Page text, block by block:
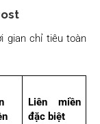
gian chỉ tiêu toàn
Liên miền
đặc biệt